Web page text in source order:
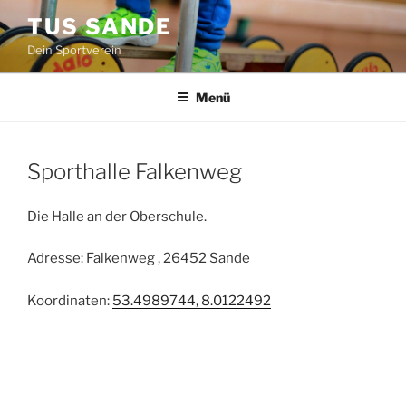
Inhalt
springen
TUS SANDE
Dein Sportverein
Menü
Sporthalle Falkenweg
Die Halle an der Oberschule.
Adresse: Falkenweg , 26452 Sande
Koordinaten: 53.4989744, 8.0122492